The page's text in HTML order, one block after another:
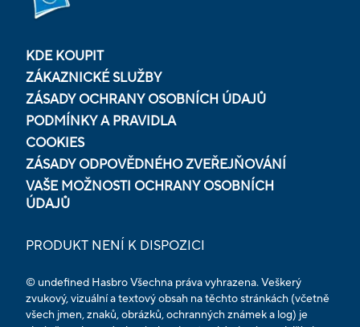
KDE KOUPIT
ZÁKAZNICKÉ SLUŽBY
ZÁSADY OCHRANY OSOBNÍCH ÚDAJŮ
PODMÍNKY A PRAVIDLA
COOKIES
ZÁSADY ODPOVĚDNÉHO ZVEŘEJŇOVÁNÍ
VAŠE MOŽNOSTI OCHRANY OSOBNÍCH
ÚDAJŮ
PRODUKT NENÍ K DISPOZICI
© undefined Hasbro Všechna práva vyhrazena. Veškerý
zvukový, vizuální a textový obsah na těchto stránkách (včetně
všech jmen, znaků, obrázků, ochranných známek a log) je